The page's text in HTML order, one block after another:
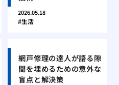
2026.05.18
生活
網戸修理の達人が語る隙
間を埋めるための意外な
盲点と解決策